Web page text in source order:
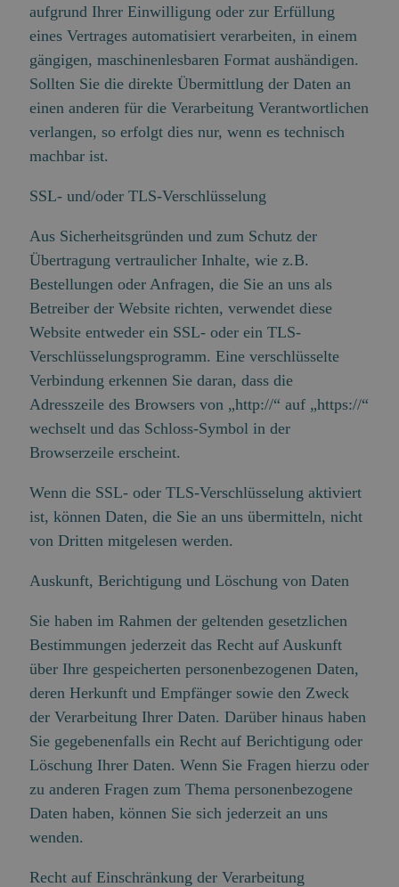
aufgrund Ihrer Einwilligung oder zur Erfüllung
eines Vertrages automatisiert verarbeiten, in einem
gängigen, maschinenlesbaren Format aushändigen.
Sollten Sie die direkte Übermittlung der Daten an
einen anderen für die Verarbeitung Verantwortlichen
verlangen, so erfolgt dies nur, wenn es technisch
machbar ist.
SSL- und/oder TLS-Verschlüsselung
Aus Sicherheitsgründen und zum Schutz der
Übertragung vertraulicher Inhalte, wie z.B.
Bestellungen oder Anfragen, die Sie an uns als
Betreiber der Website richten, verwendet diese
Website entweder ein SSL- oder ein TLS-
Verschlüsselungsprogramm. Eine verschlüsselte
Verbindung erkennen Sie daran, dass die
Adresszeile des Browsers von „http://“ auf „https://“
wechselt und das Schloss-Symbol in der
Browserzeile erscheint.
Wenn die SSL- oder TLS-Verschlüsselung aktiviert
ist, können Daten, die Sie an uns übermitteln, nicht
von Dritten mitgelesen werden.
Auskunft, Berichtigung und Löschung von Daten
Sie haben im Rahmen der geltenden gesetzlichen
Bestimmungen jederzeit das Recht auf Auskunft
über Ihre gespeicherten personenbezogenen Daten,
deren Herkunft und Empfänger sowie den Zweck
der Verarbeitung Ihrer Daten. Darüber hinaus haben
Sie gegebenenfalls ein Recht auf Berichtigung oder
Löschung Ihrer Daten. Wenn Sie Fragen hierzu oder
zu anderen Fragen zum Thema personenbezogene
Daten haben, können Sie sich jederzeit an uns
wenden.
Recht auf Einschränkung der Verarbeitung